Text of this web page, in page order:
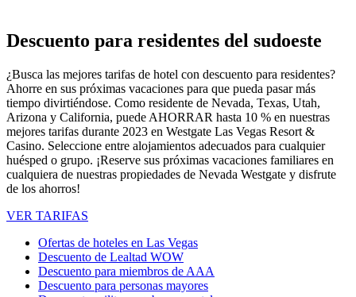
Descuento para residentes del sudoeste
¿Busca las mejores tarifas de hotel con descuento para residentes?
Ahorre en sus próximas vacaciones para que pueda pasar más
tiempo divirtiéndose. Como residente de Nevada, Texas, Utah,
Arizona y California, puede AHORRAR hasta 10 % en nuestras
mejores tarifas durante 2023 en Westgate Las Vegas Resort &
Casino. Seleccione entre alojamientos adecuados para cualquier
huésped o grupo. ¡Reserve sus próximas vacaciones familiares en
cualquiera de nuestras propiedades de Nevada Westgate y disfrute
de los ahorros!
VER TARIFAS
Ofertas de hoteles en Las Vegas
Descuento de Lealtad WOW
Descuento para miembros de AAA
Descuento para personas mayores